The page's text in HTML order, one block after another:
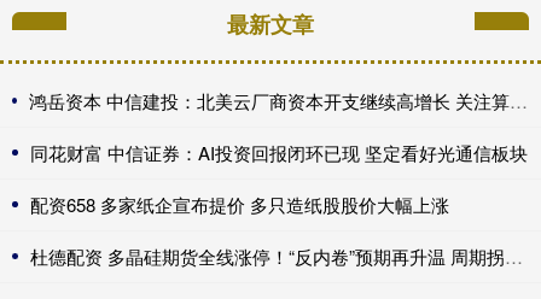
最新文章
鸿岳资本 中信建投：北美云厂商资本开支继续高增长 关注算力超跌与高股息标的
同花财富 中信证券：AI投资回报闭环已现 坚定看好光通信板块
配资658 多家纸企宣布提价 多只造纸股股价大幅上涨
杜德配资 多晶硅期货全线涨停！“反内卷”预期再升温 周期拐点来了？